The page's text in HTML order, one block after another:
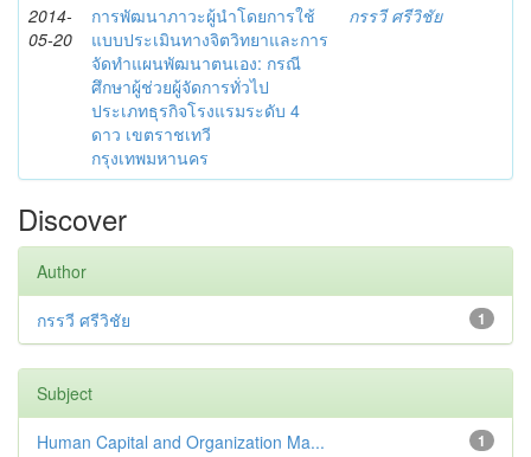
2014-
05-20
การพัฒนาภาวะผู้นำโดยการใช้
แบบประเมินทางจิตวิทยาและการ
จัดทำแผนพัฒนาตนเอง: กรณี
ศึกษาผู้ช่วยผู้จัดการทั่วไป
ประเภทธุรกิจโรงแรมระดับ 4
ดาว เขตราชเทวี
กรุงเทพมหานคร
กรรวี ศรีวิชัย
Discover
Author
1
กรรวี ศรีวิชัย
Subject
1
Human Capital and Organization Ma...